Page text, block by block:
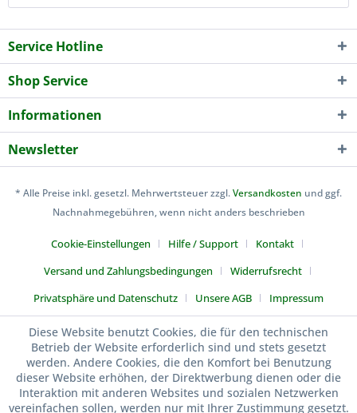
Service Hotline
Shop Service
Informationen
Newsletter
* Alle Preise inkl. gesetzl. Mehrwertsteuer zzgl.Versandkosten und ggf.
Nachnahmegebühren, wenn nicht anders beschrieben
Cookie-Einstellungen Hilfe / Support
Kontakt
Versand und Zahlungsbedingungen
Widerrufsrecht
Privatsphäre und Datenschutz
Unsere AGB
Impressum
Kuen-Sports
Diese Website benutzt Cookies, die für den technischen
Betrieb der Website erforderlich sind und stets gesetzt
werden. Andere Cookies, die den Komfort bei Benutzung
dieser Website erhöhen, der Direktwerbung dienen oder die
Interaktion mit anderen Websites und sozialen Netzwerken
vereinfachen sollen, werden nur mit Ihrer Zustimmung gesetzt.